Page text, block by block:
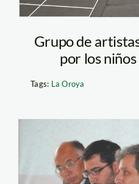
Grupo de
por los
Tags: La Oroya
todos